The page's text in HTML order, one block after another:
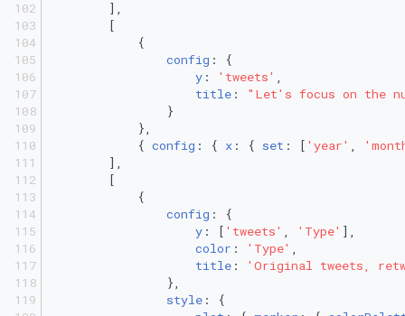
        ],
        [
            {
config : {
y : 'tweets'
title :
"Let's focus on the
                }
            },
            {
config : { x : { set : [ 'year'
        ],
        [
            {
config : {
y : [ 'tweets' 'Type' ],
color : 'Type'
title :
'Original tweets,
                },
style : {